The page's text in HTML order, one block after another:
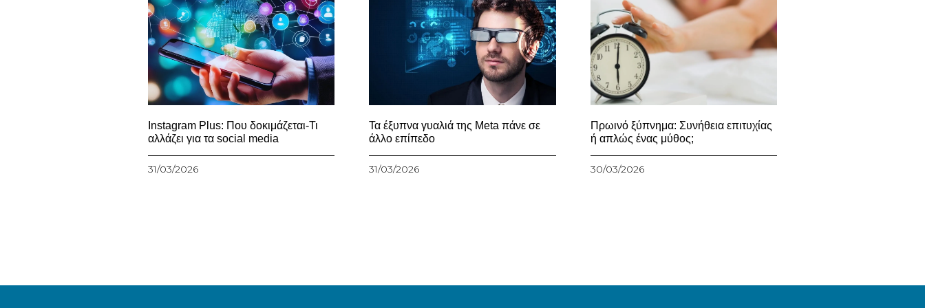
Instagram Plus: Που δοκιμάζεται-Τι
αλλάζει για τα social media
31/03/2026
Τα έξυπνα γυαλιά της Meta πάνε σε
άλλο επίπεδο
31/03/2026
Πρωινό ξύπνημα: Συνήθεια επιτυχίας
ή απλώς ένας μύθος;
30/03/2026